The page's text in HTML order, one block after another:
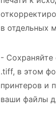
в отдельных
- Сохраняйте
.tiff, в этом
принтеров и
ваши файлы